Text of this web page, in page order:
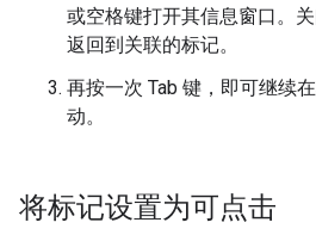
或空格键打开其信息窗口。
返回到关联的标记。
再按一次 Tab 键，即可继续
动。
将标记设置为可点击